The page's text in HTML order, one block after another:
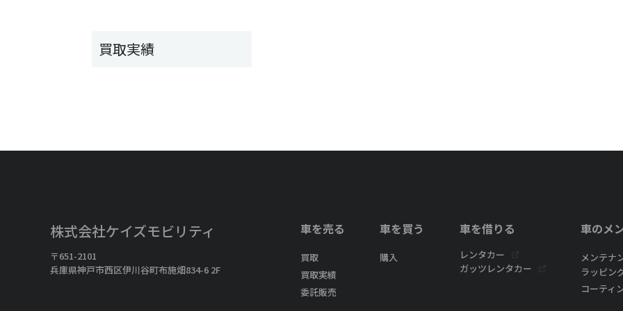
買取実績
株式会社ケイズモビリティ
〒651-2101
兵庫県神戸市西区伊川谷町布施畑834-6 2F
車を売る
買取
買取実績
委託販売
車を買う
購入
車を借りる
レンタカー
ガッツレンタカー
車のメ
メンテナ
ラッピン
コーティ